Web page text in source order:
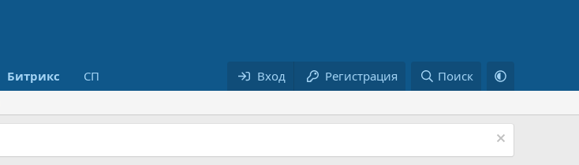
Битрикс СП Вход Регистрация Поиск